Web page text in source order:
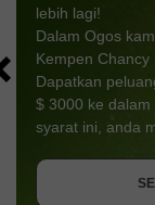
lebih lagi!
Dalam Ogos
Kempen Chancy
Dapatkan
$ 3000 ke
syarat ini, anda